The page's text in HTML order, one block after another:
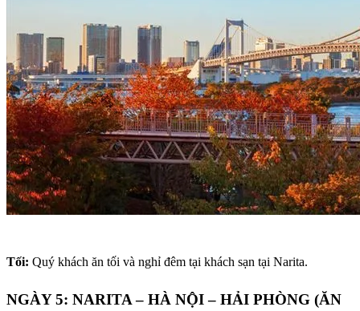
Tối: Quý khách ăn tối và nghỉ đêm tại khách sạn tại Narita.
NGÀY 5: NARITA – HÀ NỘI – HẢI PHÒNG (ĂN